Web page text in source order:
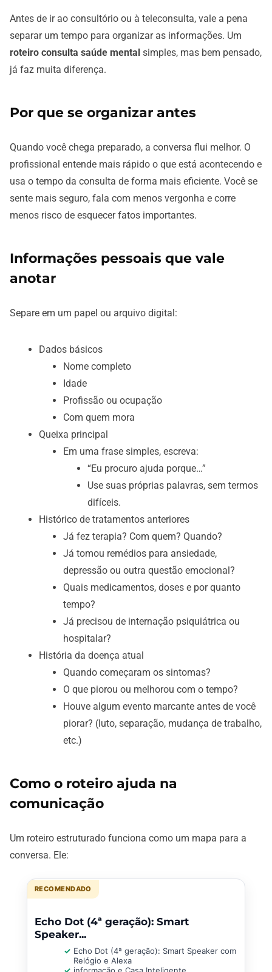
Antes de ir ao consultório ou à teleconsulta, vale a pena
separar um tempo para organizar as informações. Um
roteiro consulta saúde mental simples, mas bem pensado,
já faz muita diferença.
Por que se organizar antes
Quando você chega preparado, a conversa flui melhor. O
profissional entende mais rápido o que está acontecendo e
usa o tempo da consulta de forma mais eficiente. Você se
sente mais seguro, fala com menos vergonha e corre
menos risco de esquecer fatos importantes.
Informações pessoais que vale
anotar
Separe em um papel ou arquivo digital:
Dados básicos
Nome completo
Idade
Profissão ou ocupação
Com quem mora
Queixa principal
Em uma frase simples, escreva:
“Eu procuro ajuda porque…”
Use suas próprias palavras, sem termos
difíceis.
Histórico de tratamentos anteriores
Já fez terapia? Com quem? Quando?
Já tomou remédios para ansiedade,
depressão ou outra questão emocional?
Quais medicamentos, doses e por quanto
tempo?
Já precisou de internação psiquiátrica ou
hospitalar?
História da doença atual
Quando começaram os sintomas?
O que piorou ou melhorou com o tempo?
Houve algum evento marcante antes de você
piorar? (luto, separação, mudança de trabalho,
etc.)
Como o roteiro ajuda na
comunicação
Um roteiro estruturado funciona como um mapa para a
conversa. Ele:
RECOMENDADO
Echo Dot (4ª geração): Smart
Speaker...
Echo Dot (4ª geração): Smart Speaker com
Relógio e Alexa